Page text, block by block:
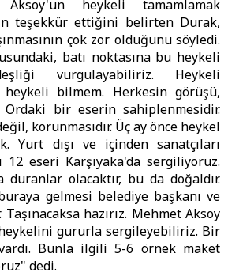
Aksoy'un heykeli tamamlamak
teşekkür ettiğini belirten Durak,
çok zor olduğunu söyledi.
batı noktasına bu heykeli
vurgulayabiliriz. Heykeli
heykeli bilmem. Herkesin görüşü,
Ordaki bir eserin sahiplenmesidir.
korunmasıdır. Üç ay önce heykel
Yurt dışı ve içinden sanatçıları
12 eseri Karşıyaka'da sergiliyoruz.
duranlar olacaktır, bu da doğaldır.
gelmesi belediye başkanı ve
Taşınacaksa hazırız. Mehmet Aksoy
gururla sergileyebiliriz. Bir
vardı. Bunla ilgili 5-6 örnek maket
dedi.